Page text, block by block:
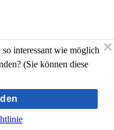
interessant wie möglich
(Sie können diese